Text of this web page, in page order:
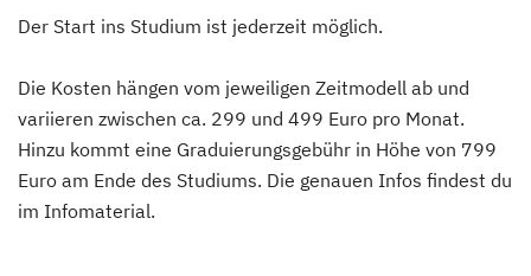
Der Start ins Studium ist jederzeit möglich.
Die Kosten hängen vom jeweiligen Zeitmodell ab und
variieren zwischen ca. 299 und 499 Euro pro Monat.
Hinzu kommt eine Graduierungsgebühr in Höhe von 799
Euro am Ende des Studiums. Die genauen Infos findest du
im Infomaterial.